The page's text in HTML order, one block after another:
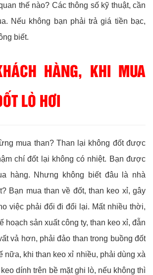
thế nào? Các thông số kỹ thuật, cần
Nếu không bạn phải trả giá tiền bạc,
biết.
HÀNG, KHI MUA
LÒ HƠI
mua than? Than lại không đốt được
chí đốt lại không có nhiệt. Bạn được
hàng. Nhưng không biết đâu là nhà
Bạn mua than về đốt, than keo xỉ, gây
việc phải đổi đi đổi lại. Mất nhiều thời,
hoạch sản xuất công ty, than keo xỉ, đẫn
vả hơn, phải đảo than trong buồng đốt
nữa, khi than keo xỉ nhiều, phải dùng xà
dính trên bề mặt ghi lò, nếu không thì